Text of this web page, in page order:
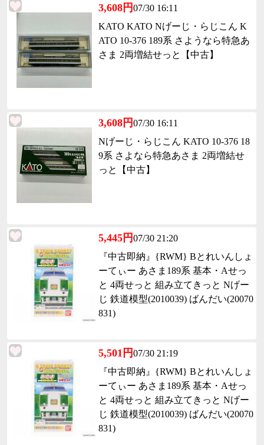
3,608円07/30 16:11
KATO KATO Nげーじ・らじこん K
ATO 10-376 189系 さようなら特急あ
さま 2両増結せっと【中古】
3,608円07/30 16:11
Nげーじ・らじこん KATO 10-376 18
9系 さよなら特急あさま 2両増結せ
っと【中古】
5,445円07/30 21:20
『中古即納』{RWM} Bとれいんしょ
ーてぃー あさま189系 基本・Aせっ
と 4両せっと 組み立てきっと Nげー
じ 鉄道模型(2010039) ばんだい(20070
831)
5,501円07/30 21:19
『中古即納』{RWM} Bとれいんしょ
ーてぃー あさま189系 基本・Aせっ
と 4両せっと 組み立てきっと Nげー
じ 鉄道模型(2010039) ばんだい(20070
831)